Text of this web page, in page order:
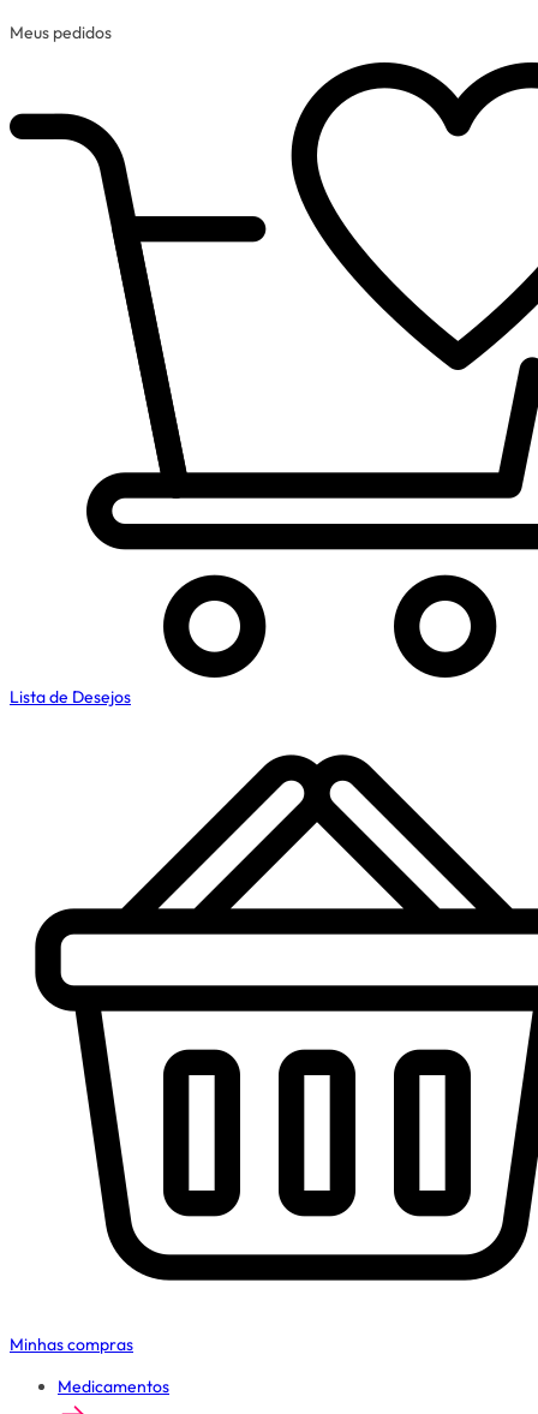
Meus pedidos
Lista de Desejos
Minhas compras
Medicamentos